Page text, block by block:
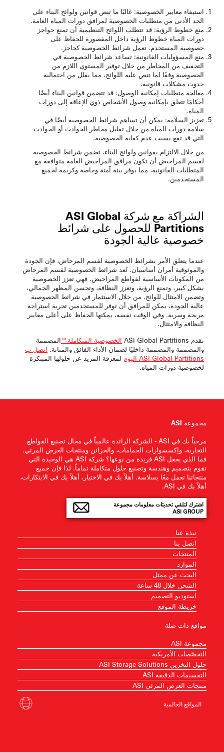
استيفاء معايير الخصوصية: غالبًا ما تنص قوانين ولوائح البناء على
الحد الأدنى من متطلبات الخصوصية لمرافق دورات المياه العامة.
منع خطوط الرؤية: قد تتطلب اللوائح التنظيمية أن تمنع حواجز
دورات المياه خطوط الرؤية داخل المقصورة للحفاظ على
خصوصية المستخدم. تعمل شرائط الخصوصية كحاجز.
منع المسؤوليات القانونية: تساعد شرائط الخصوصية في
التخفيف من المخاطر من خلال توفير المستوى اللازم من
الخصوصية وفقًا لما تنص عليه اللوائح، مما يقلل من احتمالية
حدوث مشكلات قانونية.
معالجة متطلبات إمكانية الوصول: قد تتضمن قوانين البناء أيضًا
أحكامًا تتعلق بإمكانية وصول الأشخاص ذوي الإعاقة إلى دورات
المياه.
تعزيز السلامة: يمكن أن تساهم شرائط الخصوصية أيضًا في
سلامة دورات المياه من خلال تقليل مخاطر الحوادث أو الحوادث
التي قد تقع بسبب عدم كفاية الخصوصية.
من خلال الالتزام بقوانين ولوائح البناء، تضمن شرائط الخصوصية
لقسم المراحيض أن تكون مرافق المراحيض العامة متوافقة مع
المتطلبات القانونية، مما يوفر بيئة آمنة وخاصة وكريمة لجميع
المستخدمين.
الشراكة مع شركة ASI Global
Partitions للحصول على شرائط
خصوصية عالية الجودة
عندما يتعلق الأمر بشرائط الخصوصية لقسم المرحاض، فإن الجودة
والموثوقية أمران أساسيان. تُعد شرائط الخصوصية لقسم المرحاض
من المكونات الأساسية لقواطع المراحيض. فهي تعزز الخصوصية
بشكل كبير، وتمنع الرؤية، وتعزز النظافة، وتحسن المظهر الجمالي،
وتضمن الامتثال للوائح. من خلال الاستثمار في شرائط الخصوصية
عالية الجودة، يمكن للمرافق أن توفر للمستخدمين تجربة استراحة
مريحة وسرية. وفي الوقت نفسه، يمكنها الحفاظ على أعلى معايير
النظافة والامتثال.
تقدم ASI Global Partitions
الخصوصية المتكاملة™المصممة
والمصممة والمصممة داخليًا لضمان الأداء الفائق والمتانة. اتصل ب
ASI Global Partitions اليوم
لمعرفة المزيد عن حلولها المبتكرة
لخصوصية دورات المياه.
مجموعة ASI
مرحباً بك في ASI - الشركة الرائدة عالمياً في مجال تصنيع القواطع
التجارية، وإكسسوارات الحمامات، والخزائن ومنتجات العرض المرئي.
فما الذي يجعل ASI فريدة من نوعها؟ شركة ASI هي الوحيدة التي
تقوم بتصميم وهندسة وتصنيع حلول متكاملة تماماً. لذا فإن جميع
منتجاتنا تعمل معًا بسلاسة. أهلاً بك في الاختيار، أهلاً بك في الابتكارات،
أهلاً بك في ASI.
اشترك لتلقي تحديثات معلومات مجموعة
ASI GROUP
نبذة عنا
اتصل بنا
المنتجات
الموارد
البحث عن ممثل
الشحن خلال 48 ساعة
استوديو التصميم
خريطة الموقع
مواقع ذات صلة
مجموعة ASI
التخصّصات الأمريكية
حلول التخزين ASI Storage Solutions
التقسيمات الدقيقة ASI
منتجات العرض المرئي ASI
المواقع العالمية